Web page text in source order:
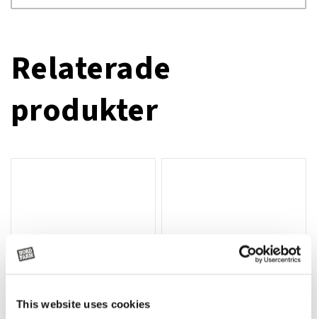
This website uses cookies
Relaterade
produkter